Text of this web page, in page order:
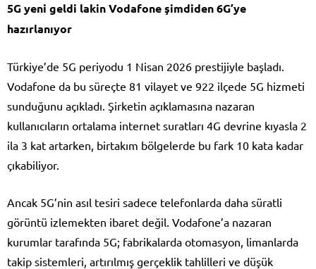
5G yeni geldi lakin Vodafone şimdiden 6G’ye
hazırlanıyor
Türkiye’de 5G periyodu 1 Nisan 2026 prestijiyle başladı.
Vodafone da bu süreçte 81 vilayet ve 922 ilçede 5G hizmeti
sunduğunu açıkladı. Şirketin açıklamasına nazaran
kullanıcıların ortalama internet suratları 4G devrine kıyasla 2
ila 3 kat artarken, birtakım bölgelerde bu fark 10 kata kadar
çıkabiliyor.
Ancak 5G’nin asıl tesiri sadece telefonlarda daha süratli
görüntü izlemekten ibaret değil. Vodafone’a nazaran
kurumlar tarafında 5G; fabrikalarda otomasyon, limanlarda
takip sistemleri, artırılmış gerçeklik tahlilleri ve düşük